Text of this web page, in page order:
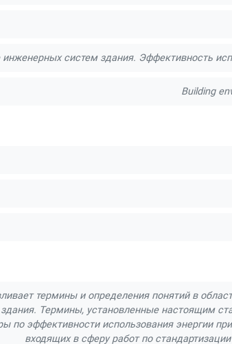
инженерных систем здания. Эффективность
Building
термины и определения понятий в
Термины, установленные настоящим
по эффективности использования энергии
входящих в сферу работ по